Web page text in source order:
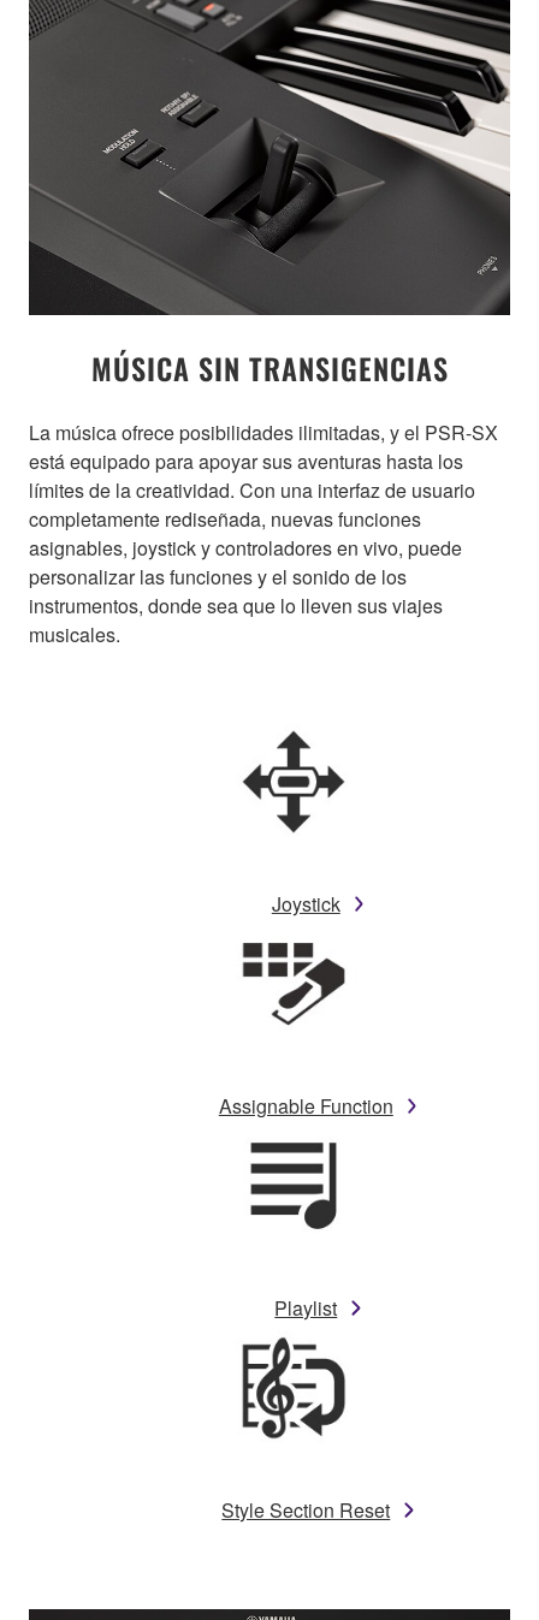
MÚSICA SIN TRANSIGENCIAS
La música ofrece posibilidades ilimitadas, y el PSR-SX
está equipado para apoyar sus aventuras hasta los
límites de la creatividad. Con una interfaz de usuario
completamente rediseñada, nuevas funciones
asignables, joystick y controladores en vivo, puede
personalizar las funciones y el sonido de los
instrumentos, donde sea que lo lleven sus viajes
musicales.
Joystick
Assignable Function
Playlist
Style Section Reset